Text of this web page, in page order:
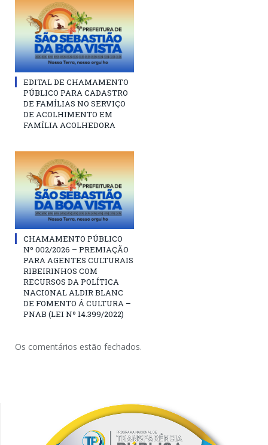
EDITAL DE CHAMAMENTO
PÚBLICO PARA CADASTRO
DE FAMÍLIAS NO SERVIÇO
DE ACOLHIMENTO EM
FAMÍLIA ACOLHEDORA
CHAMAMENTO PÚBLICO
Nº 002/2026 – PREMIAÇÃO
PARA AGENTES CULTURAIS
RIBEIRINHOS COM
RECURSOS DA POLÍTICA
NACIONAL ALDIR BLANC
DE FOMENTO Á CULTURA –
PNAB (LEI Nº 14.399/2022)
Os comentários estão fechados.